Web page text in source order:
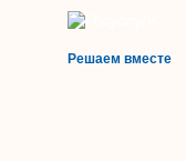
Решаем вместе